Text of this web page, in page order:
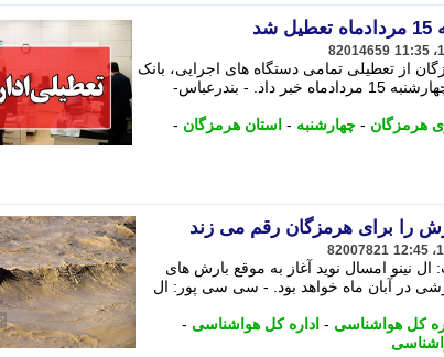
82014659
از تعطیلی تمامی دستگاه های اجرایی، بانک
ها و مراکز آموزشی استان هرمزگان در روز چهارشنبه 15 مردادماه خبر داد. - بندرعباس-
هرمزگان - چهارشنبه - استان هرمزگان -
را برای هرمزگان رقم می زند
82007821
نینو امسال نوید آغاز به موقع بارش های
در آبان ماه خواهد بود. - سی سی پور: ال
کل هواشناسی - اداره کل هواشناسی -